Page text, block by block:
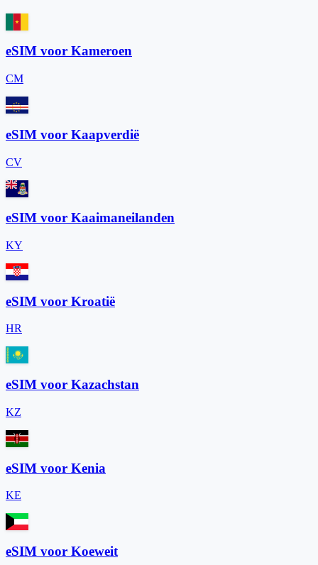
eSIM voor Kameroen
CM
eSIM voor Kaapverdië
CV
eSIM voor Kaaimaneilanden
KY
eSIM voor Kroatië
HR
eSIM voor Kazachstan
KZ
eSIM voor Kenia
KE
eSIM voor Koeweit